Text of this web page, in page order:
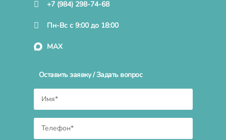
+7 (984) 298-74-68
Пн-Вс с 9:00 до 18:00
MAX
Оставить заявку / Задать вопрос